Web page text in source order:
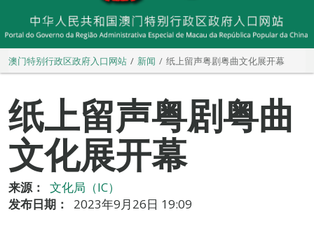
澳门特别行政区政府入口网站 新闻 纸上留声粤剧粤曲文化展开幕
纸上留声粤剧粤曲
文化展开幕
来源：
文化局（IC）
发布日期：
2023年9月26日 19:09